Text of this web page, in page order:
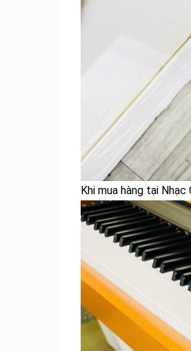
Khi mua hàng tại